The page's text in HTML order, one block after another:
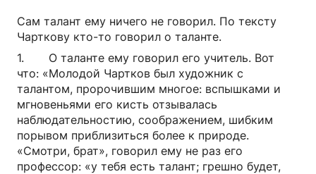
Сам талант ему ничего не говорил. По тексту
Чарткову кто-то говорил о таланте.
1. О таланте ему говорил его учитель. Вот
что: «Молодой Чартков был художник с
талантом, пророчившим многое: вспышками и
мгновеньями его кисть отзывалась
наблюдательностию, соображением, шибким
порывом приблизиться более к природе.
«Смотри, брат», говорил ему не раз его
профессор: «у тебя есть талант; грешно будет,